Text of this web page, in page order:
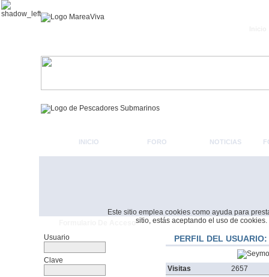
Este sitio emplea cookies como ayuda para
sitio, estás aceptando el uso de cookies.
INICIO FORO NOTICIAS
Usuario
Clave
PERFIL DEL USUARIO:
Visitas
2657